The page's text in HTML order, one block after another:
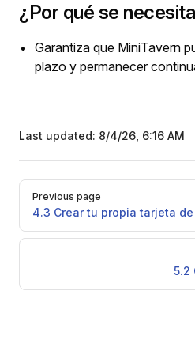
¿Por qué se
Garantiza que MiniTavern
plazo y permanecer
Last updated: 8/4/26, 6:16 AM
Pager
Previous page
4.3 Crear tu propia tarjeta
5.2